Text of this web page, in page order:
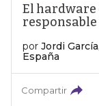
El hardware
por Jordi
España
Compartir